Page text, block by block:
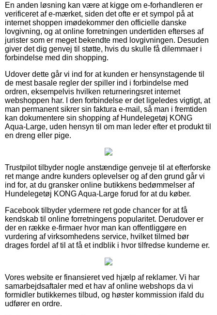
En anden løsning kan være at kigge om e-forhandleren er
verificeret af e-mærket, siden det ofte er et sympol på at
internet shoppen imødekommer den officielle danske
lovgivning, og at online forretningen undertiden efterses af
jurister som er meget bekendte med lovgivningen. Desuden
giver det dig genvej til støtte, hvis du skulle få dilemmaer i
forbindelse med din shopping.
Udover dette går vi ind for at kunden er hensynstagende til
de mest basale regler der spiller ind i forbindelse med
ordren, eksempelvis hvilken returneringsret internet
webshoppen har. I den forbindelse er det ligeledes vigtigt, at
man permanent sikrer sin faktura e-mail, så man i fremtiden
kan dokumentere sin shopping af Hundelegetøj KONG
Aqua-Large, uden hensyn til om man leder efter et produkt til
en dreng eller pige.
Trustpilot tilbyder nogle anstændige genveje til at efterforske
ret mange andre kunders oplevelser og af den grund går vi
ind for, at du gransker online butikkens bedømmelser af
Hundelegetøj KONG Aqua-Large forud for at du køber.
Facebook tilbyder ydermere ret gode chancer for at få
kendskab til online forretningens popularitet. Derudover er
der en række e-firmaer hvor man kan offentliggøre en
vurdering af virksomhedens service, hvilket tilmed bør
drages fordel af til at få et indblik i hvor tilfredse kunderne er.
Vores website er finansieret ved hjælp af reklamer. Vi har
samarbejdsaftaler med et hav af online webshops da vi
formidler butikkernes tilbud, og høster kommission ifald du
udfører en ordre.